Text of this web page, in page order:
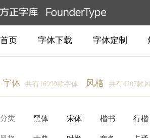
首页 字体下载 字体定制
字体 共有16999款字体 风格 共有4207款
分类 黑体 宋体 楷书 行楷